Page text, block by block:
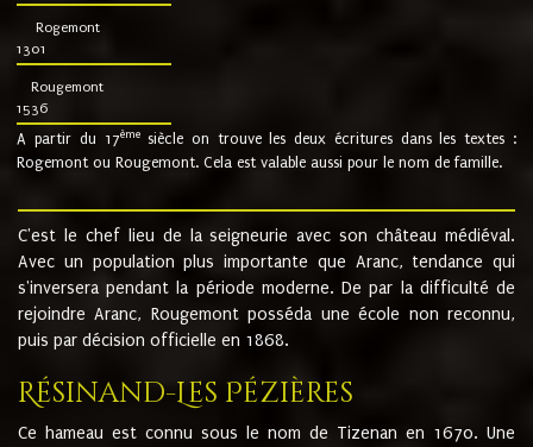
Rogemont
1301
Rougemont
1536
A partir du 17ème siècle on trouve les deux écritures dans les textes :
Rogemont ou Rougemont. Cela est valable aussi pour le nom de famille.
C'est le chef lieu de la seigneurie avec son château médiéval.
Avec un population plus importante que Aranc, tendance qui
s'inversera pendant la période moderne. De par la difficulté de
rejoindre Aranc, Rougemont posséda une école non reconnu,
puis par décision officielle en 1868.
Résinand-Les Pézières
Ce hameau est connu sous le nom de Tizenan en 1670. Une